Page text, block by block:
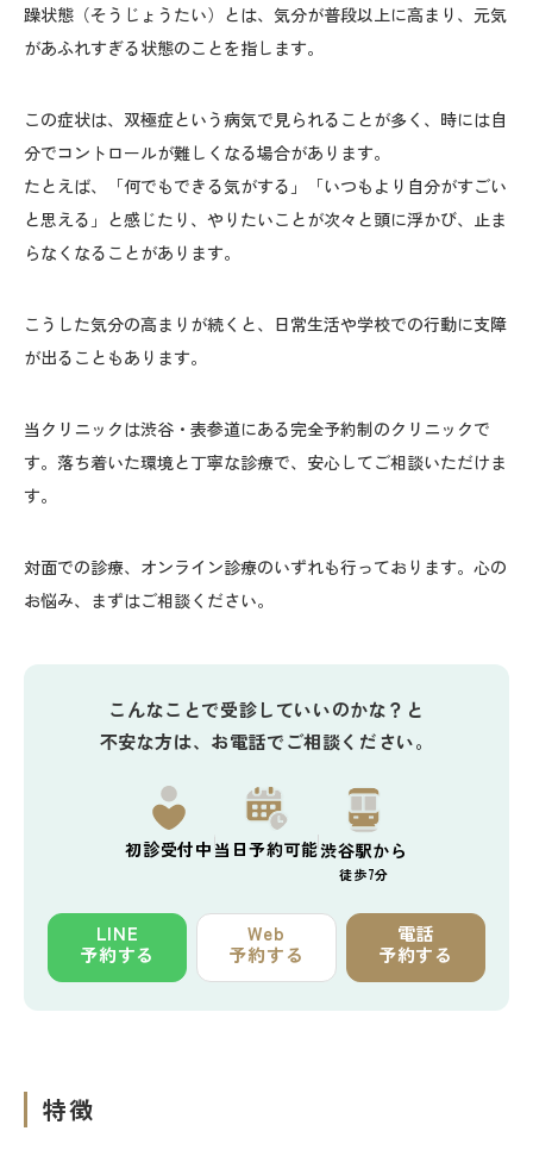
躁状態（そうじょうたい）とは、気分が普段以上に高まり、元気
があふれすぎる状態のことを指します。
この症状は、双極症という病気で見られることが多く、時には自
分でコントロールが難しくなる場合があります。
たとえば、「何でもできる気がする」「いつもより自分がすごい
と思える」と感じたり、やりたいことが次々と頭に浮かび、止ま
らなくなることがあります。
こうした気分の高まりが続くと、日常生活や学校での行動に支障
が出ることもあります。
当クリニックは渋谷・表参道にある完全予約制のクリニックで
す。落ち着いた環境と丁寧な診療で、安心してご相談いただけま
す。
対面での診療、オンライン診療のいずれも行っております。心の
お悩み、まずはご相談ください。
初診受付中当日予約可能渋谷駅から
徒歩7分
LINE
予約する
Web
予約する
電話
予約する
こんなことで受診していいのかな？と
不安な方は、お電話でご相談ください。
特徴